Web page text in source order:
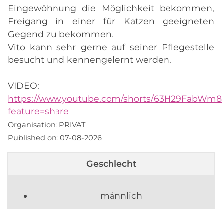
Eingewöhnung die Möglichkeit bekommen,
Freigang in einer für Katzen geeigneten
Gegend zu bekommen.
Vito kann sehr gerne auf seiner Pflegestelle
besucht und kennengelernt werden.
VIDEO:
https://www.youtube.com/shorts/
feature=share
Organisation: PRIVAT
Published on: 07-08-2026
Geschlecht
männlich